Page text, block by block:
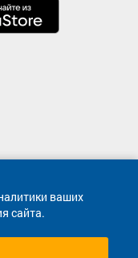
ваших
сайта.